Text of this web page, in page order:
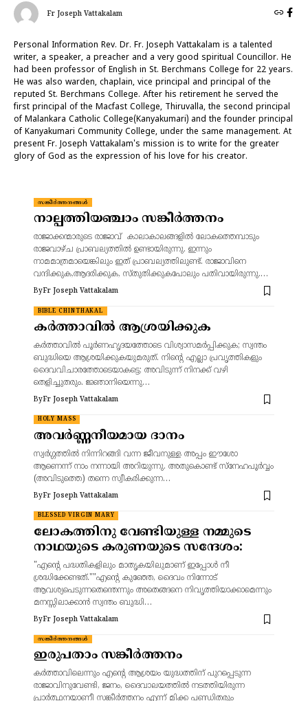
Fr Joseph Vattakalam
Personal Information Rev. Dr. Fr. Joseph Vattakalam is a talented
writer, a speaker, a preacher and a very good spiritual Councillor. He
had been professor of English in St. Berchmans College for 22 years.
He was also warden, chaplain, vice principal and principal of the
reputed St. Berchmans College. After his retirement he served the
first principal of the Macfast College, Thiruvalla, the second principal
of Malankara Catholic College(Kanyakumari) and the founder principal
of Kanyakumari Community College, under the same management. At
present Fr. Joseph Vattakalam's mission is to write for the greater
glory of God as the expression of his love for his creator.
സങ്കീർത്തനങ്ങൾ
നാല്പത്തിയഞ്ചാം സങ്കീർത്തനം
രാജാക്കന്മാരുടെ രാജാവ് കാലാകാലങ്ങളിൽ ലോകത്തെമ്പാടും
രാജവാഴ്ച പ്രാബല്യത്തിൽ ഉണ്ടായിരുന്നു. ഇന്നും
നാമമാത്രമായെങ്കിലും ഇത് പ്രാബല്യത്തിലുണ്ട്. രാജാവിനെ
വന്ദിക്കുക,ആദരിക്കുക, സ്തുതിക്കുകപോലും പതിവായിരുന്നു.…
ByFr Joseph Vattakalam
BIBLE CHINTHAKAL
കർത്താവിൽ ആശ്രയിക്കുക
കർത്താവിൽ പൂർണഹൃദയത്തോടെ വിശ്വാസമർപ്പിക്കുക; സ്വന്തം
ബുദ്ധിയെ ആശ്രയിക്കുകയുമരുത്. നിന്റെ എല്ലാ പ്രവൃത്തികളും
ദൈവവിചാരത്തോടെയാകട്ടെ; അവിടുന്ന് നിനക്ക് വഴി
തെളിച്ചുതരും. ജ്ഞാനിയെന്നു…
ByFr Joseph Vattakalam
HOLY MASS
അവർണ്ണനീയമായ ദാനം
സ്വർഗ്ഗത്തിൽ നിന്നിറങ്ങി വന്ന ജീവനുള്ള അപ്പം ഈശോ
ആണെന്ന് നാം നന്നായി അറിയുന്നു. അതുകൊണ്ട് സ്നേഹപൂർവ്വം
(അവിടുത്തെ) തന്നെ സ്വീകരിക്കുന്ന…
ByFr Joseph Vattakalam
BLESSED VIRGIN MARY
ലോകത്തിനു വേണ്ടിയുള്ള നമ്മുടെ
നാഥയുടെ കരുണയുടെ സന്ദേശം:
"എന്റെ പദ്ധതികളിലും മാതൃകയിലുമാണ് ഇപ്പോൾ നീ
ശ്രദ്ധിക്കേണ്ടത്.""എന്റെ കുഞ്ഞേ, ദൈവം നിന്നോട്
ആവശ്യപെടുന്നതെന്തെന്നും അതെങ്ങനെ നിവൃത്തിയാക്കാമെന്നും
മനസ്സിലാക്കാൻ സ്വന്തം ബുദ്ധി…
ByFr Joseph Vattakalam
സങ്കീർത്തനങ്ങൾ
ഇരുപതാം സങ്കീർത്തനം
കർത്താവിലെന്നും എന്റെ ആശ്രയം യുദ്ധത്തിന് പുറപ്പെടുന്ന
രാജാവിനുവേണ്ടി, ജനം, ദൈവാലയത്തിൽ നടത്തിയിരുന്ന
പ്രാർത്ഥനയാണീ സങ്കീർത്തനം എന്ന് മിക്ക പണ്ഡിതരും